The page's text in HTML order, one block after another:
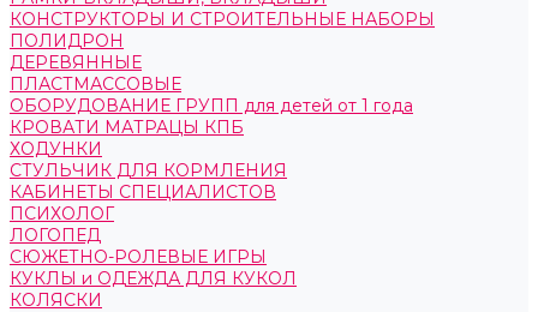
КОНСТРУКТОРЫ И СТРОИТЕЛЬНЫЕ НАБОРЫ
ПОЛИДРОН
ДЕРЕВЯННЫЕ
ПЛАСТМАССОВЫЕ
ОБОРУДОВАНИЕ ГРУПП для детей от 1 года
КРОВАТИ МАТРАЦЫ КПБ
ХОДУНКИ
СТУЛЬЧИК ДЛЯ КОРМЛЕНИЯ
КАБИНЕТЫ СПЕЦИАЛИСТОВ
ПСИХОЛОГ
ЛОГОПЕД
СЮЖЕТНО-РОЛЕВЫЕ ИГРЫ
КУКЛЫ и ОДЕЖДА ДЛЯ КУКОЛ
КОЛЯСКИ